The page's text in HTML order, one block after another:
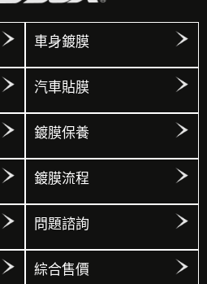
車身鍍膜
汽車貼膜
鍍膜保養
鍍膜流程
問題諮詢
綜合售價